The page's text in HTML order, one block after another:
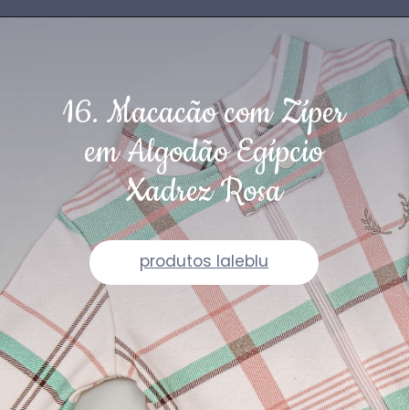
16. Macacão com Zíper
em Algodão Egípcio
Xadrez Rosa
produtos laleblu